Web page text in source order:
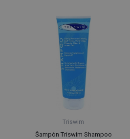
Triswim
Šampón Triswim Shampoo